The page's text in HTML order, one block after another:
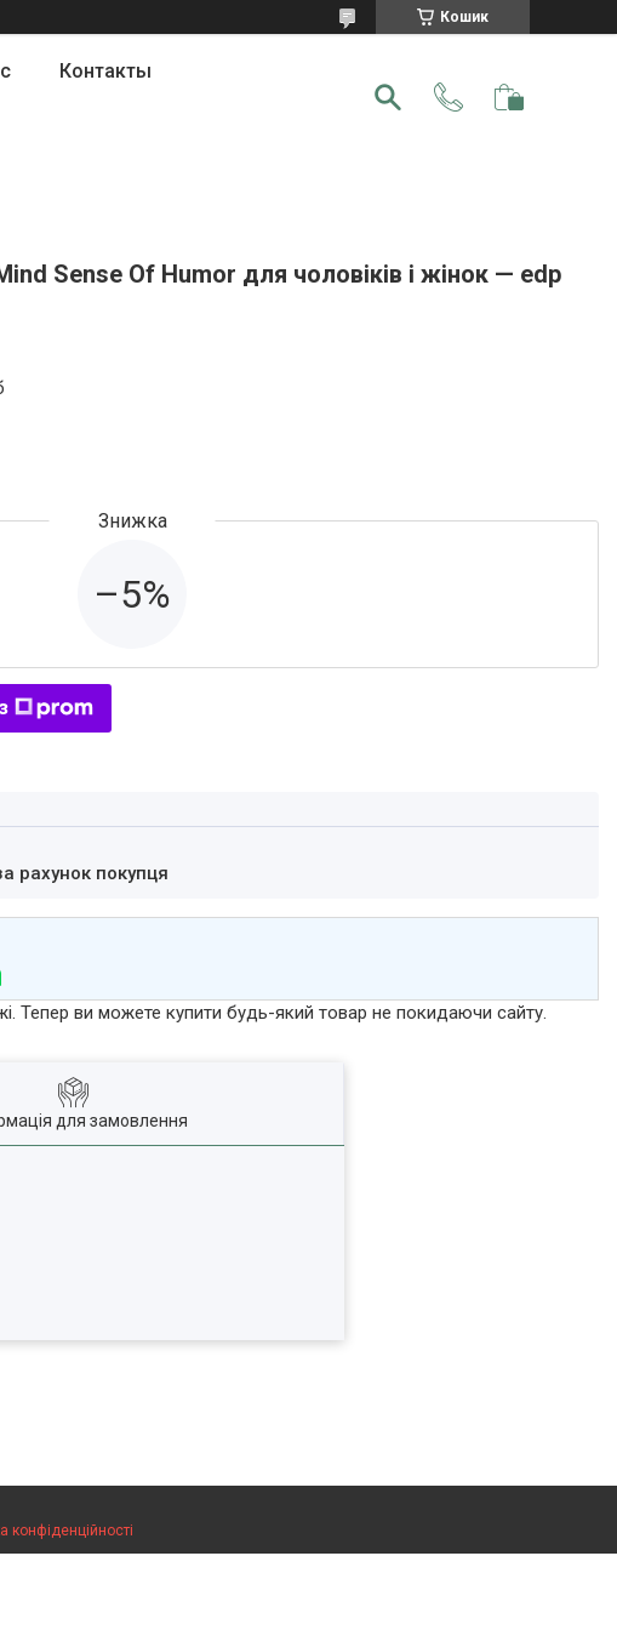
Кошик
Контакты
Sense Of Humor для чоловіків і жінок — edp
–5%
рахунок покупця
Тепер ви можете купити будь-який товар не покидаючи сайту.
для замовлення
конфіденційності